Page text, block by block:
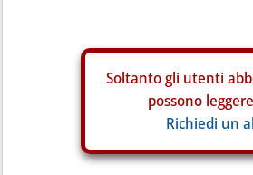
Soltanto gli utenti
possono
Richiedi un